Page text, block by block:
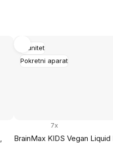
Imunitet
Pokretni aparat
BrainMax KIDS Vegan Liquid
7x